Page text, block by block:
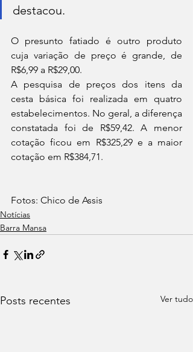
destacou.
O presunto fatiado é outro produto
cuja variação de preço é grande, de
R$6,99 a R$29,00.
A pesquisa de preços dos itens da
cesta básica foi realizada em quatro
estabelecimentos. No geral, a diferença
constatada foi de R$59,42. A menor
cotação ficou em R$325,29 e a maior
cotação em R$384,71.
Fotos: Chico de Assis
Notícias
Barra Mansa
Posts recentes Ver tudo